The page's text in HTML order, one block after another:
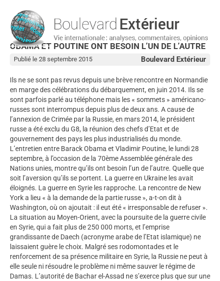
OBAMA ET POUTINE ONT BESOIN L’UN DE L’AUTRE
Boulevard Extérieur
Publié le 28 septembre 2015
Ils ne se sont pas revus depuis une brève rencontre en Normandie
en marge des célébrations du débarquement, en juin 2014. Ils se
sont parfois parlé au téléphone mais les « sommets » américano-
russes sont interrompus depuis plus de deux ans. A cause de
l’annexion de Crimée par la Russie, en mars 2014, le président
russe a été exclu du G8, la réunion des chefs d’Etat et de
gouvernement des pays les plus industrialisés du monde.
L’entretien entre Barack Obama et Vladimir Poutine, le lundi 28
septembre, à l’occasion de la 70ème Assemblée générale des
Nations unies, montre qu’ils ont besoin l’un de l’autre. Quelle que
soit l’aversion qu’ils se portent. La guerre en Ukraine les avait
éloignés. La guerre en Syrie les rapproche. La rencontre de New
York a lieu « à la demande de la partie russe », a-t-on dit à
Washington, où on ajoutait : il eut été « irresponsable de refuser ».
La situation au Moyen-Orient, avec la poursuite de la guerre civile
en Syrie, qui a fait plus de 250 000 morts, et l’emprise
grandissante de Daech (acronyme arabe de l’Etat islamique) ne
laissaient guère le choix. Malgré ses rodomontades et le
renforcement de sa présence militaire en Syrie, la Russie ne peut à
elle seule ni résoudre le problème ni même sauver le régime de
Damas. L’autorité de Bachar el-Assad ne s’exerce plus que sur une